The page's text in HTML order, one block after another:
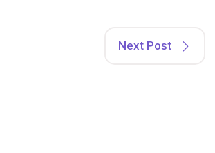
Next Post